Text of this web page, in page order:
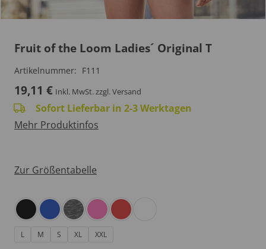
Fruit of the Loom Ladies´ Original T
Artikelnummer: F111
19,11 € Inkl. MwSt.zzgl. Versand
Sofort Lieferbar in 2-3 Werktagen
Mehr Produktinfos
Zur Größentabelle
L M S XL XXL